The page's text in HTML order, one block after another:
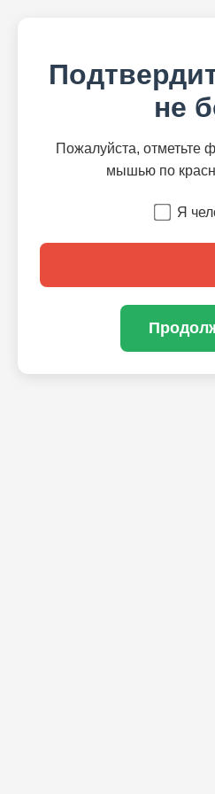
не
Пожалуйста, отметьте
мышью по
Я